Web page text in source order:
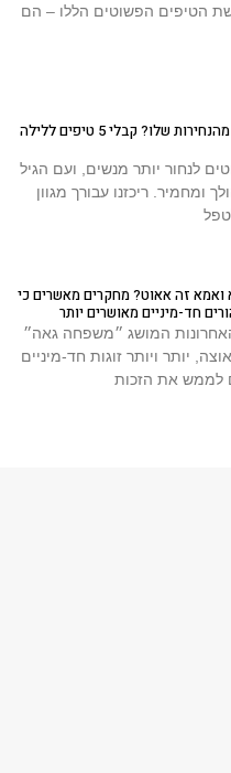
הטיפים הפשוטים הללו – הם
משתגעת מהנחירות שלו? קבלי 5 טיפים ללילה
לנחור יותר מנשים, ועם הגיל
ומחמיר. ריכזנו עבורך מגוון
זה אאוט? מחקרים מאשרים כי
חד-מיניים מאושרים יותר
המושג ״משפחה גאה״
יותר ויותר זוגות חד-מיניים
לממש את הזכות